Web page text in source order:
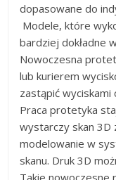
dopasowane do
Modele, które
bardziej dokładne
Nowoczesna
lub kurierem
zastąpić
Praca protetyka
wystarczy skan 3D
modelowanie w
skanu. Druk 3D
Takie nowoczesne